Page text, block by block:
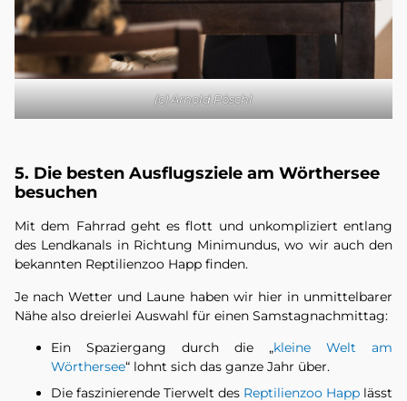
(c) Arnold Pöschl
5. Die besten Ausflugsziele am Wörthersee
besuchen
Mit dem Fahrrad geht es flott und unkompliziert entlang
des Lendkanals in Richtung Minimundus, wo wir auch den
bekannten Reptilienzoo Happ finden.
Je nach Wetter und Laune haben wir hier in unmittelbarer
Nähe also dreierlei Auswahl für einen Samstagnachmittag:
Ein Spaziergang durch die „kleine Welt am
Wörthersee“ lohnt sich das ganze Jahr über.
Die faszinierende Tierwelt des Reptilienzoo Happ lässt